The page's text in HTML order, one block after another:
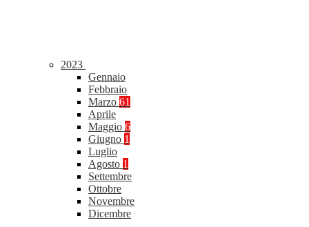
2023
Gennaio
Febbraio
Marzo 61
Aprile
Maggio 6
Giugno 1
Luglio
Agosto 1
Settembre
Ottobre
Novembre
Dicembre